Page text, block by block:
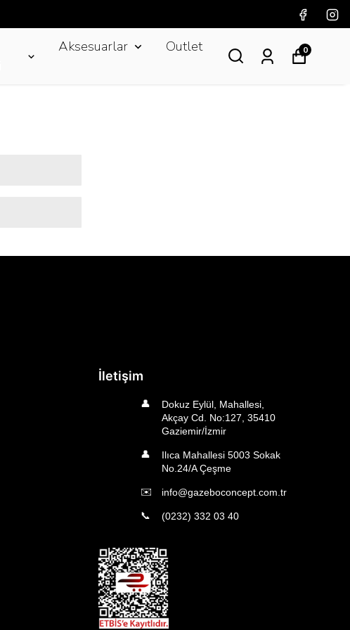
Aksesuarlar Outlet 0
İletişim
👤
Dokuz Eylül, Mahallesi,
Akçay Cd. No:127, 35410
Gaziemir/İzmir
👤
Ilıca Mahallesi 5003 Sokak
No.24/A Çeşme
✉️ info@gazeboconcept.com.tr
📞 (0232) 332 03 40